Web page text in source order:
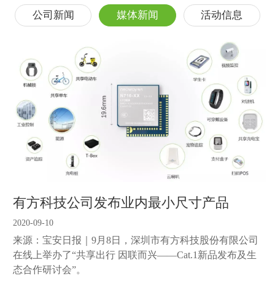
公司新闻 媒体新闻 活动信息
有方科技公司发布业内最小尺寸产品
2020-09-10
来源：宝安日报｜9月8日，深圳市有方科技股份有限公司
在线上举办了“共享出行 因联而兴——Cat.1新品发布及生
态合作研讨会”。